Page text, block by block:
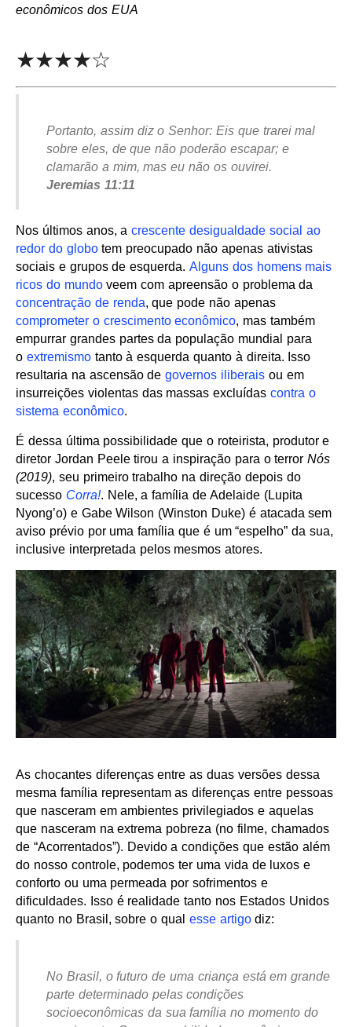
econômicos dos EUA
★★★★☆
Portanto, assim diz o Senhor: Eis que trarei mal
sobre eles, de que não poderão escapar; e
clamarão a mim, mas eu não os ouvirei.
Jeremias 11:11
Nos últimos anos, acrescente desigualdade social ao
redor do globotem preocupado não apenas ativistas
sociais e grupos de esquerda. Alguns dos homens mais
ricos do mundoveem com apreensão o problema da
concentração de renda, que pode não apenas
comprometer o crescimento econômico, mas também
empurrar grandes partes da população mundial para
o extremismotanto à esquerda quanto à direita. Isso
resultaria na ascensão degovernos iliberais ou em
insurreições violentas das massas excluídas contra o
sistema econômico.
É dessa última possibilidade que o roteirista, produtor e
diretor Jordan Peele tirou a inspiração para o terrorNós
(2019), seu primeiro trabalho na direção depois do
sucesso Corra!. Nele, a família de Adelaide (Lupita
Nyong’o) e Gabe Wilson (Winston Duke) é atacada sem
aviso prévio por uma família que é um “espelho” da sua,
inclusive interpretada pelos mesmos atores.
As chocantes diferenças entre as duas versões dessa
mesma família representam as diferenças entre pessoas
que nasceram em ambientes privilegiados e aquelas
que nasceram na extrema pobreza (no filme, chamados
de “Acorrentados”). Devido a condições que estão além
do nosso controle, podemos ter uma vida de luxos e
conforto ou uma permeada por sofrimentos e
dificuldades. Isso é realidade tanto nos Estados Unidos
quanto no Brasil, sobre o qual esse artigodiz:
No Brasil, o futuro de uma criança está em grande
parte determinado pelas condições
socioeconômicas da sua família no momento do